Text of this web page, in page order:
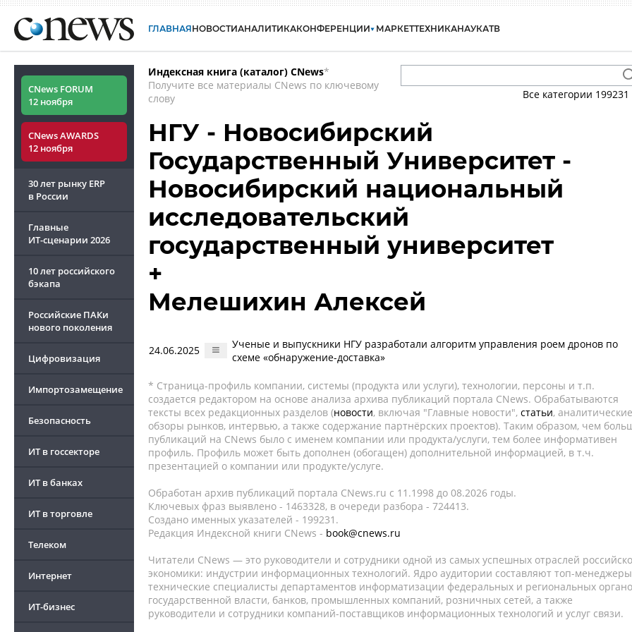
ГЛАВНАЯНОВОСТИАНАЛИТИКАКОНФЕРЕНЦИИ МАРКЕТТЕХНИКАНАУКАТВ
CNews FORUM
12 ноября
CNews AWARDS
12 ноября
30 лет рынку ERP
в России
Главные
ИТ-сценарии 2026
10 лет российского
бэкапа
Российские ПАКи
нового поколения
Цифровизация
Импортозамещение
Безопасность
ИТ в госсекторе
ИТ в банках
ИТ в торговле
Телеком
Интернет
ИТ-бизнес
Индексная книга (каталог) CNews*
Получите все материалы CNews по ключевому
слову
Все категории 199231
НГУ - Новосибирский
Государственный Университет -
Новосибирский национальный
исследовательский
государственный университет
+
Мелешихин Алексей
24.06.2025
Ученые и выпускники НГУ разработали алгоритм управления роем дронов по
схеме «обнаружение-доставка»
* Страница-профиль компании, системы (продукта или услуги), технологии, персоны и т.п.
создается редактором на основе анализа архива публикаций портала CNews. Обрабатываются
тексты всех редакционных разделов (новости, включая "Главные новости", статьи, аналитические
обзоры рынков, интервью, а также содержание партнёрских проектов). Таким образом, чем
публикаций на CNews было с именем компании или продукта/услуги, тем более информативен
профиль. Профиль может быть дополнен (обогащен) дополнительной информацией, в т.ч.
презентацией о компании или продукте/услуге.
Обработан архив публикаций портала CNews.ru c 11.1998 до 08.2026 годы.
Ключевых фраз выявлено - 1463328, в очереди разбора - 724413.
Создано именных указателей - 199231.
Редакция Индексной книги CNews - book@cnews.ru
Читатели CNews — это руководители и сотрудники одной из самых успешных отраслей
экономики: индустрии информационных технологий. Ядро аудитории составляют топ-
технические специалисты департаментов информатизации федеральных и региональных
государственной власти, банков, промышленных компаний, розничных сетей, а также
руководители и сотрудники компаний-поставщиков информационных технологий и услуг связи.